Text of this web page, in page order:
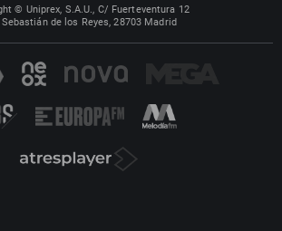
© Uniprex, S.A.U., C/ Fuerteventura 12
de los Reyes, 28703 Madrid